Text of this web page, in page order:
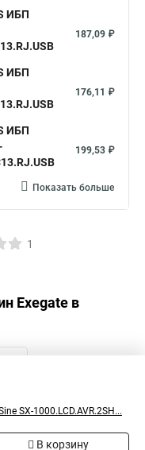
ИБП
187,09 ₽
ИБП
176,11 ₽
ИБП
199,53 ₽
Показать больше
1
Exegate в
SX-1000.LCD.AVR.2SH...
В корзину